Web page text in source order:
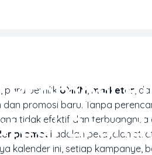
para pemilik UMKM, marketer,
promosi baru. Tanpa
tidak efektif dan terbuangnya
promosi adalah peta jalan
kalender ini, setiap kampanye,